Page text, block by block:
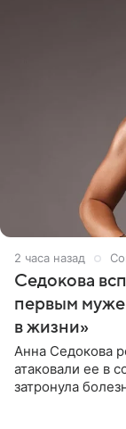
2 часа назад
Седокова
первым
в жизни»
Анна Седокова
атаковали ее в
затронула